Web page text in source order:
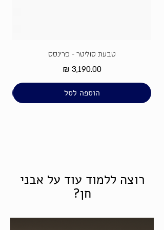
טבעת סוליטר - פרינסס
מחיר
הוספה לסל
רוצה ללמוד עוד על אבני
חן?